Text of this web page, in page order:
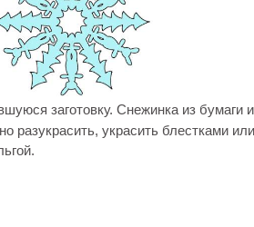
заготовку. Снежинка из бумаги и
разукрасить, украсить блестками или